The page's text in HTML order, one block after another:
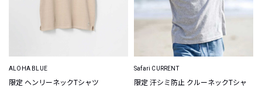
ALOHA BLUE
限定 ヘンリーネックTシャツ
Safari CURRENT
限定 汗シミ防止 クルーネックTシャ